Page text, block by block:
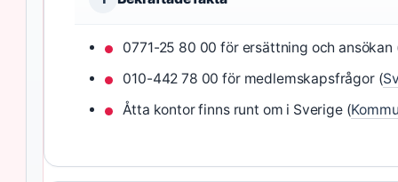
0771-25 80 00 för ersättning och ansökan
010-442 78 00 för medlemskapsfrågor (
Åtta kontor finns runt om i Sverige (